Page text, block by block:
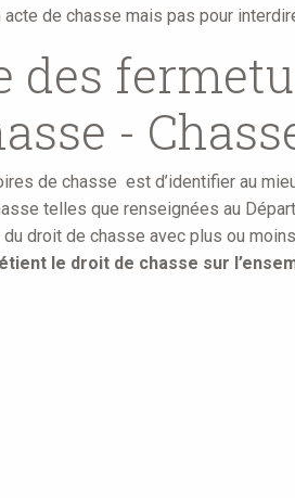
de chasse mais pas pour
des
-
de chasse est d’identifier au
telles que renseignées au
droit de chasse avec plus ou
le droit de chasse sur